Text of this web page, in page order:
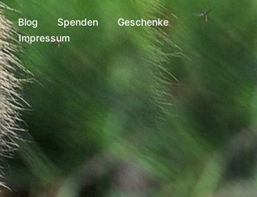
Blog Spenden
Geschenke
Impressum